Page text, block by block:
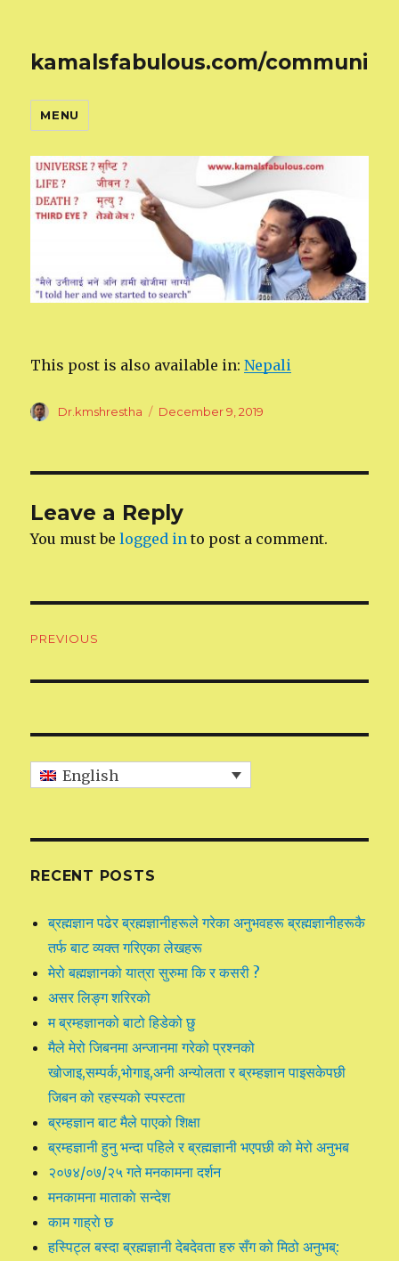
kamalsfabulous.com/community
MENU
This post is also available in:Nepali
Author
Dr.kmshrestha
Posted
December 9, 2019
Leave a Reply
You must belogged in to post a comment.
PREVIOUS
English
RECENT POSTS
ब्रह्मज्ञान पढेर ब्रह्मज्ञानीहरूले गरेका अनुभवहरू ब्रह्मज्ञानीहरूकै
तर्फ बाट व्यक्त गरिएका लेखहरू
मेरो बह्मज्ञानको यात्रा सुरुमा कि र कसरी ?
असर लिङ्ग शरिरको
म ब्रम्हज्ञानको बाटो हिडेको छु
मैले मेरो जिबनमा अन्जानमा गरेको प्रश्नको
खोजाइ,सम्पर्क,भोगाइ,अनी अन्योलता र ब्रम्हज्ञान पाइसकेपछी
जिबन को रहस्यको स्पस्टता
ब्रम्हज्ञान बाट मैले पाएको शिक्षा
ब्रम्हज्ञानी हुनु भन्दा पहिले र ब्रह्मज्ञानी भएपछी को मेरो अनुभब
२०७४/०७/२५ गते मनकामना दर्शन
मनकामना माताकाे सन्देश
काम गाह्राे छ
हस्पिट्ल बस्दा ब्रह्मज्ञानी देबदेवता हरु सँग को मिठो अनुभब्: